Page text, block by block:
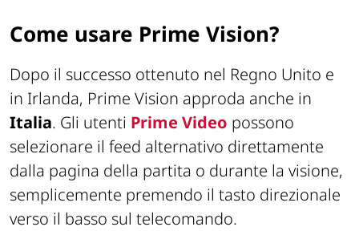
Come usare Prime Vision?
Dopo il successo ottenuto nel Regno Unito e
in Irlanda, Prime Vision approda anche in
Italia. Gli utenti Prime Video possono
selezionare il feed alternativo direttamente
dalla pagina della partita o durante la visione,
semplicemente premendo il tasto direzionale
verso il basso sul telecomando.